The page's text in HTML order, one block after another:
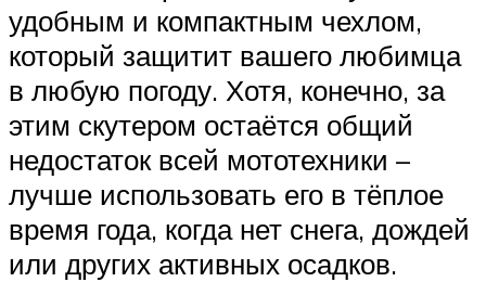
удобным и компактным чехлом,
который защитит вашего любимца
в любую погоду. Хотя, конечно, за
этим скутером остаётся общий
недостаток всей мототехники –
лучше использовать его в тёплое
время года, когда нет снега, дождей
или других активных осадков.